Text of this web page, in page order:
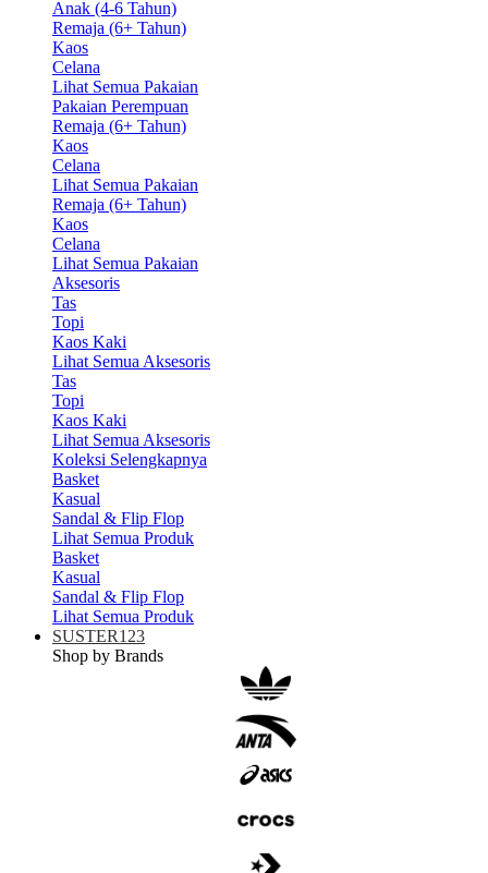
Anak (4-6 Tahun)
Remaja (6+ Tahun)
Kaos
Celana
Lihat Semua Pakaian
Pakaian Perempuan
Remaja (6+ Tahun)
Kaos
Celana
Lihat Semua Pakaian
Remaja (6+ Tahun)
Kaos
Celana
Lihat Semua Pakaian
Aksesoris
Tas
Topi
Kaos Kaki
Lihat Semua Aksesoris
Tas
Topi
Kaos Kaki
Lihat Semua Aksesoris
Koleksi Selengkapnya
Basket
Kasual
Sandal & Flip Flop
Lihat Semua Produk
Basket
Kasual
Sandal & Flip Flop
Lihat Semua Produk
SUSTER123
Shop by Brands